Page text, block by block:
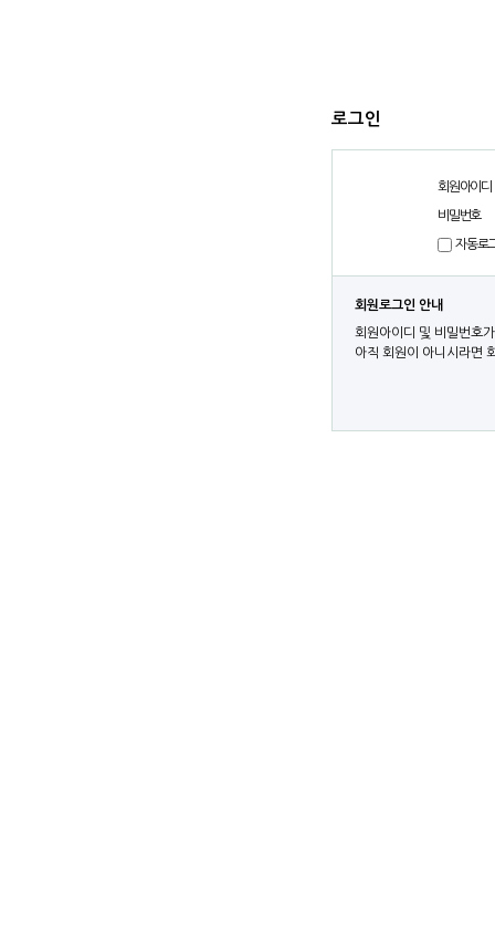
로그인
회원아이디
비밀번호
자동로
회원로그인 안내
회원아이디 및 비밀번호
아직 회원이 아니시라면